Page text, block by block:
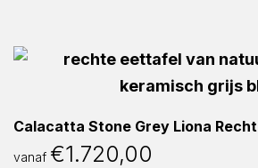
Calacatta Stone Grey Liona Recht
vanaf €1.720,00